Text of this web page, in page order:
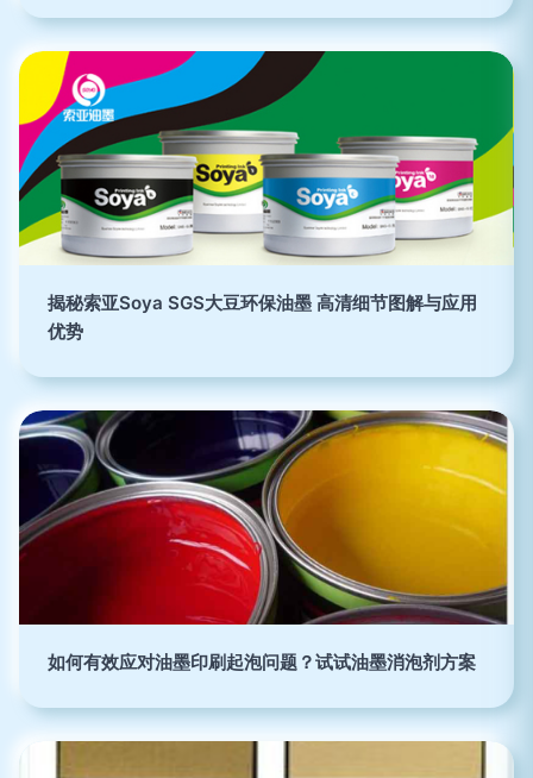
揭秘索亚Soya SGS大豆环保油墨 高清细节图解与应用
优势
如何有效应对油墨印刷起泡问题？试试油墨消泡剂方案